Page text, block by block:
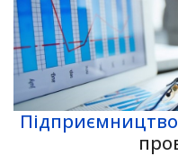
Підприємництво